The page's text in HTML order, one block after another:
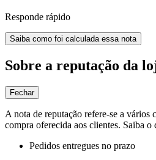
Responde rápido
Saiba como foi calculada essa nota
Sobre a reputação da
Fechar
A nota de reputação refere-se a vários
compra oferecida aos clientes. Saiba o
Pedidos entregues no prazo